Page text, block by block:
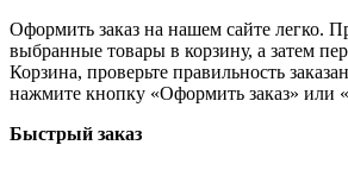
Оформить заказ на нашем сайте легко.
выбранные товары в корзину, а затем
Корзина, проверьте правильность
нажмите кнопку «Оформить заказ» или
Быстрый заказ